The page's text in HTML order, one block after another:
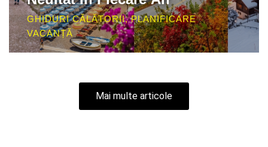
GHIDURI CĂLĂTORII,PLANIFICARE
VACANȚĂ
Mai multe articole